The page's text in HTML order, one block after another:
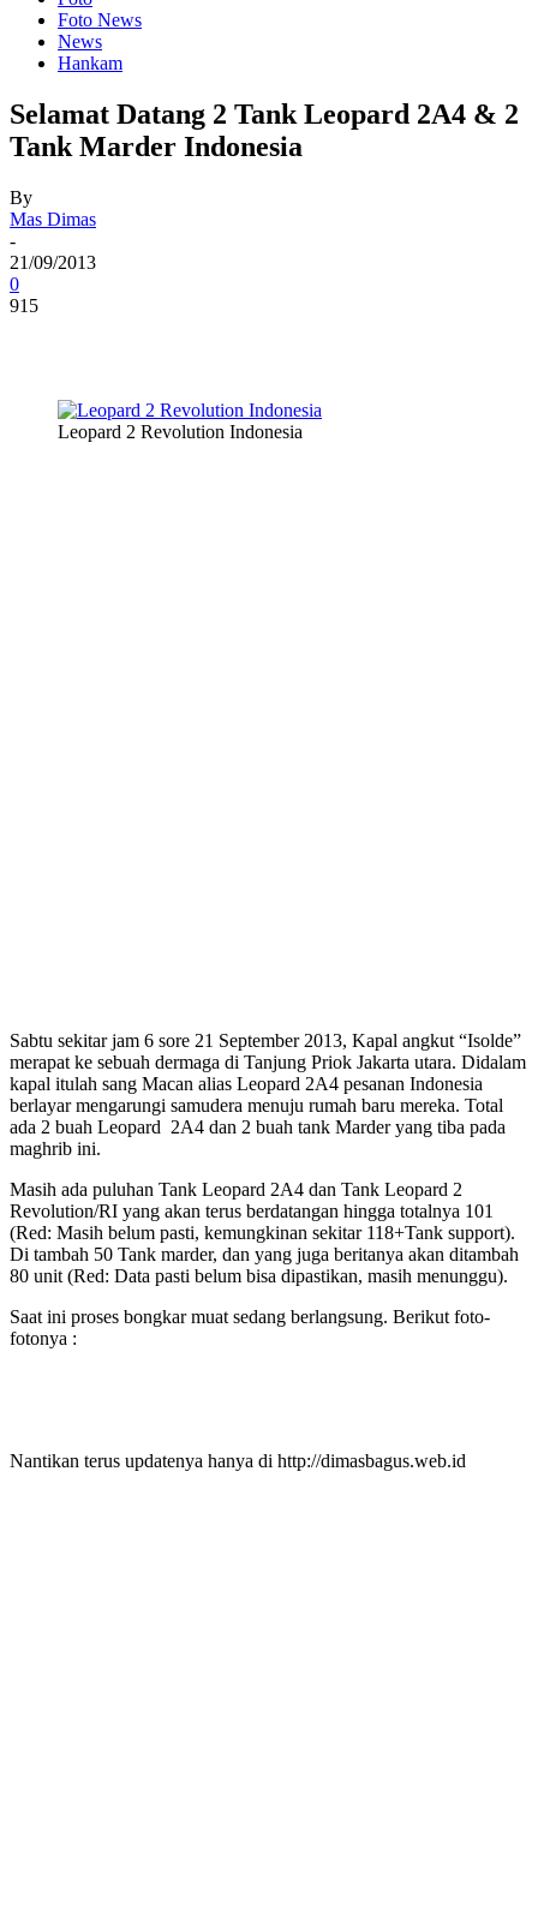
Foto News
News
Hankam
Selamat Datang 2 Tank Leopard 2A4 & 2
Tank Marder Indonesia
By
Mas Dimas
-
21/09/2013
0
915
Leopard 2 Revolution Indonesia
Sabtu sekitar jam 6 sore 21 September 2013, Kapal angkut “Isolde”
merapat ke sebuah dermaga di Tanjung Priok Jakarta utara. Didalam
kapal itulah sang Macan alias Leopard 2A4 pesanan Indonesia
berlayar mengarungi samudera menuju rumah baru mereka. Total
ada 2 buah Leopard 2A4 dan 2 buah tank Marder yang tiba pada
maghrib ini.
Masih ada puluhan Tank Leopard 2A4 dan Tank Leopard 2
Revolution/RI yang akan terus berdatangan hingga totalnya 101
(Red: Masih belum pasti, kemungkinan sekitar 118+Tank support).
Di tambah 50 Tank marder, dan yang juga beritanya akan ditambah
80 unit (Red: Data pasti belum bisa dipastikan, masih menunggu).
Saat ini proses bongkar muat sedang berlangsung. Berikut foto-
fotonya :
Nantikan terus updatenya hanya di http://dimasbagus.web.id